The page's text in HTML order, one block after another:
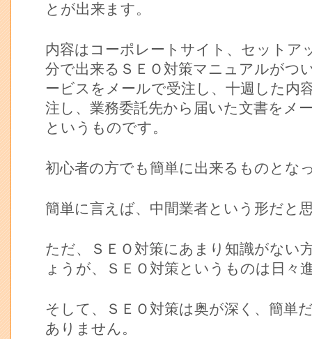
とが出来ます。
内容はコーポレートサイト、セットア
分で出来るＳＥＯ対策マニュアルがつ
ービスをメールで受注し、十週した内
注し、業務委託先から届いた文書をメ
というものです。
初心者の方でも簡単に出来るものとな
簡単に言えば、中間業者という形だと
ただ、ＳＥＯ対策にあまり知識がない
ょうが、ＳＥＯ対策というものは日々
そして、ＳＥＯ対策は奥が深く、簡単
ありません。